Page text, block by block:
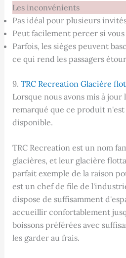
Les inconvénients
Pas idéal pour plusieurs
Peut facilement percer si
Parfois, les sièges peuvent
ce qui rend les passagers
9. TRC Recreation Glacière
Lorsque nous avons mis à jour
remarqué que ce produit
disponible.
TRC Recreation est un nom
glacières, et leur glacière
parfait exemple de la raison
est un chef de file de
dispose de suffisamment
accueillir confortablement
boissons préférées avec
les garder au frais.